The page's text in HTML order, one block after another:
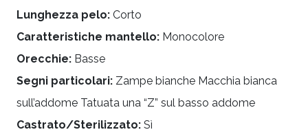
Lunghezza pelo: Corto
Caratteristiche mantello: Monocolore
Orecchie: Basse
Segni particolari: Zampe bianche Macchia bianca
sull’addome Tatuata una “Z” sul basso addome
Castrato/Sterilizzato: Sì